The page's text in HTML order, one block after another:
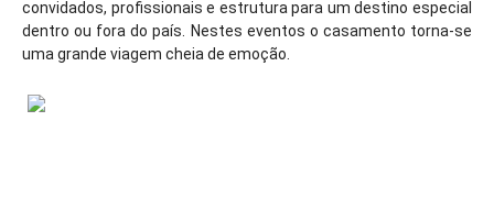
convidados, profissionais e estrutura para um destino especial
dentro ou fora do país. Nestes eventos o casamento torna-se
uma grande viagem cheia de emoção.